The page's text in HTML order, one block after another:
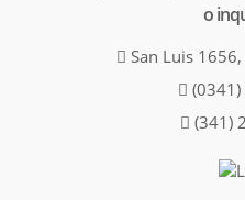
o
San Luis
(341)